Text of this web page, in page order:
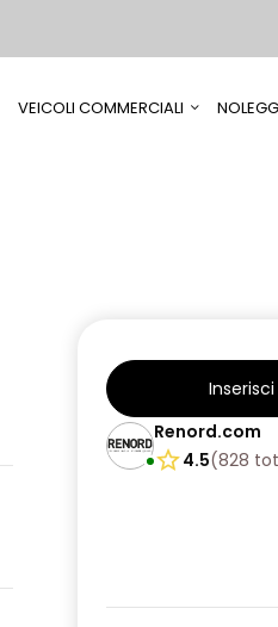
VEICOLI COMMERCIALI
Renord.com
4.5(828